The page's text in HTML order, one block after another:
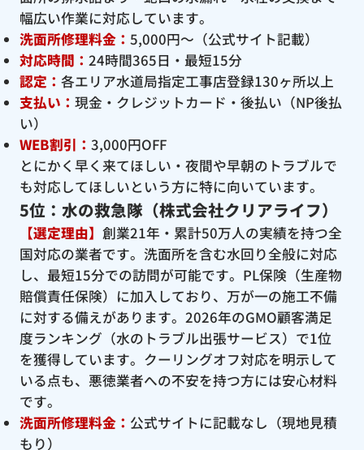
幅広い作業に対応しています。
洗面所修理料金： 5,000円〜（公式サイト記載）
対応時間： 24時間365日・最短15分
認定： 各エリア水道局指定工事店登録130ヶ所以上
支払い： 現金・クレジットカード・後払い（NP後払
い）
WEB割引： 3,000円OFF
とにかく早く来てほしい・夜間や早朝のトラブルで
も対応してほしいという方に特に向いています。
5位：水の救急隊（株式会社クリアライフ）
【選定理由】 創業21年・累計50万人の実績を持つ全
国対応の業者です。洗面所を含む水回り全般に対応
し、最短15分での訪問が可能です。PL保険（生産物
賠償責任保険）に加入しており、万が一の施工不備
に対する備えがあります。2026年のGMO顧客満足
度ランキング（水のトラブル出張サービス）で1位
を獲得しています。クーリングオフ対応を明示して
いる点も、悪徳業者への不安を持つ方には安心材料
です。
洗面所修理料金： 公式サイトに記載なし（現地見積
もり）